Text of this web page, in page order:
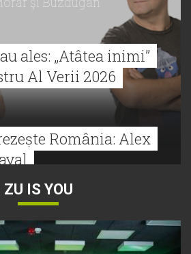
ales: „Atâtea inimi”
Al Verii 2026
România: Alex
la Hitul Monstru Al
versus Faydee
ZU IS YOU